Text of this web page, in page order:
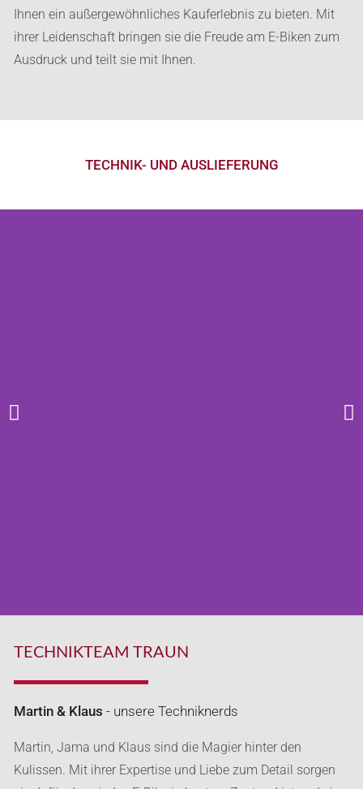
Ihnen ein außergewöhnliches Kauferlebnis zu bieten. Mit
ihrer Leidenschaft bringen sie die Freude am E-Biken zum
Ausdruck und teilt sie mit Ihnen.
TECHNIK- UND AUSLIEFERUNG
TECHNIKTEAM TRAUN
Martin & Klaus - unsere Techniknerds
Martin, Jama und Klaus sind die Magier hinter den
Kulissen. Mit ihrer Expertise und Liebe zum Detail sorgen
Martin Fabian